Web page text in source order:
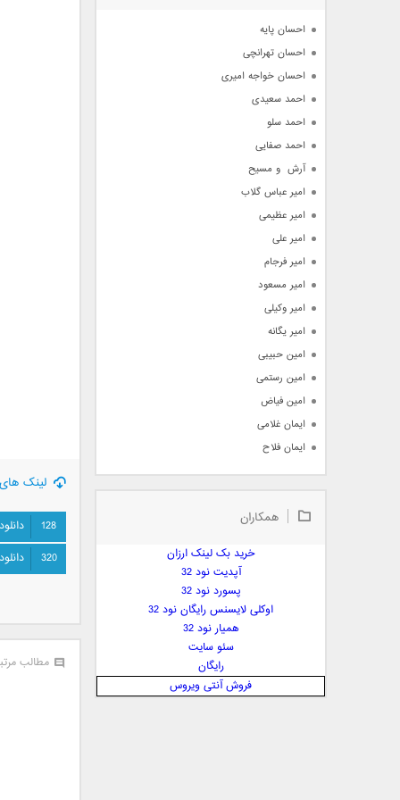
لینک
128
320
مطالب
احسان پایه
احسان تهرانچی
احسان خواجه امیری
احمد سعیدی
احمد سلو
احمد صفایی
آرش  و مسیح
امیر عباس گلاب
امیر عظیمی
امیر علی
امیر فرجام
امیر مسعود
امیر وکیلی
امیر یگانه
امین حبیبی
امین رستمی
امین فیاض
ایمان غلامی
ایمان فلاح
بابک جهانبخش
بابک مافی
بهنام صفوی
پارسا چیلیک
همکاران
خرید بک لینک ارزان
آپدیت نود 32
پسورد نود 32
اوکلی لایسنس رایگان نود 32
همیار نود 32
سئو سایت
رایگان
فروش آنتی ویروس